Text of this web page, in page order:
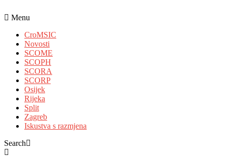
ToMenu
CroMSIC
Novosti
SCOME
SCOPH
SCORA
SCORP
Osijek
Rijeka
Split
Zagreb
Iskustva s razmjena
Search